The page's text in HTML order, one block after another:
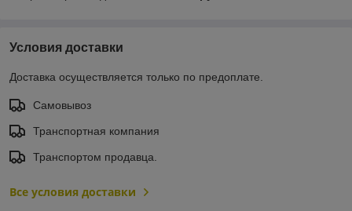
Условия доставки
Доставка осуществляется только по предоплате.
Самовывоз
Транспортная компания
Транспортом продавца.
Все условия доставки